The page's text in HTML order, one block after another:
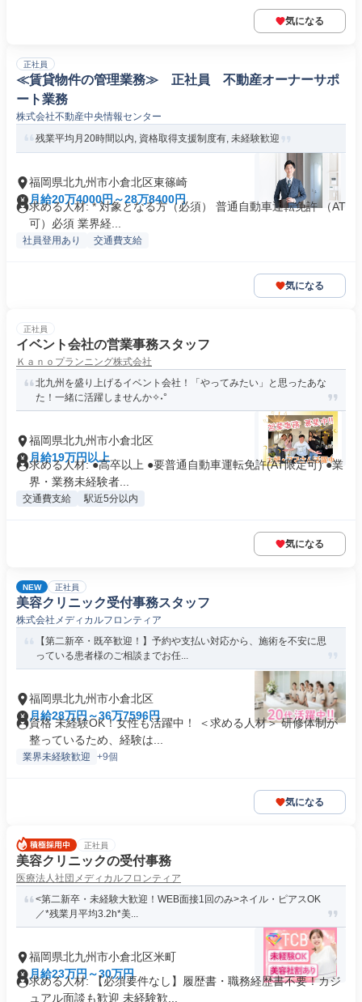
気になる
正社員
≪賃貸物件の管理業務≫ 正社員 不動産オーナーサポ
ート業務
株式会社不動産中央情報センター
残業平均月20時間以内, 資格取得支援制度有, 未経験歓迎
福岡県北九州市小倉北区東篠崎
月給20万4000円～28万8400円
求める人材: * 対象となる方（必須） 普通自動車運転免許 （AT
可）必須 業界経...
社員登用あり 交通費支給
気になる
正社員
イベント会社の営業事務スタッフ
Ｋａｎｏプランニング株式会社
北九州を盛り上げるイベント会社！「やってみたい」と思ったあな
た！一緒に活躍しませんか✧˖°
福岡県北九州市小倉北区
月給19万円以上
求める人材: ●高卒以上 ●要普通自動車運転免許(AT限定可) ●業
界・業務未経験者...
交通費支給 駅近5分以内
気になる
NEW 正社員
美容クリニック受付事務スタッフ
株式会社メディカルフロンティア
【第二新卒・既卒歓迎！】予約や支払い対応から、施術を不安に思
っている患者様のご相談までお任...
福岡県北九州市小倉北区
月給28万円～36万7596円
資格 未経験OK！女性も活躍中！ ＜求める人材＞ 研修体制が
整っているため、経験は...
業界未経験歓迎 +9個
気になる
正社員
美容クリニックの受付事務
医療法人社団メディカルフロンティア
<第二新卒・未経験大歓迎！WEB面接1回のみ>ネイル・ピアスOK
／*残業月平均3.2h*美...
福岡県北九州市小倉北区米町
月給23万円～30万円
求める人材: 【必須要件なし】履歴書・職務経歴書不要！カジ
ュアル面談も歓迎 未経験歓...